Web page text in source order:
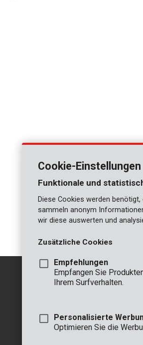
KONTAKT
INFO
VARO - Vic. Van Rompuy
Joseph Van Instraat 9
Cookie-Einstellungen
Funktionale und
Diese Cookies werden
sammeln anonym
wir diese auswerten und
Zusätzliche Cookies
Empfehlungen
Empfangen Sie
Ihrem Surfverhalten.
Personalisierte
Optimieren Sie die